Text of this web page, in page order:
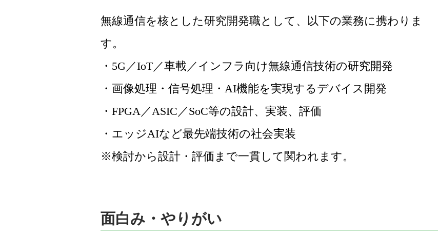
無線通信を核とした研究開発職として、以下の業務に携わりま
す。
・5G／IoT／車載／インフラ向け無線通信技術の研究開発
・画像処理・信号処理・AI機能を実現するデバイス開発
・FPGA／ASIC／SoC等の設計、実装、評価
・エッジAIなど最先端技術の社会実装
※検討から設計・評価まで一貫して関われます。
面白み・やりがい